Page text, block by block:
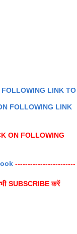
FOLLOWING LINK TO
ON FOLLOWING
------------------------
SUBSCRIBE करें